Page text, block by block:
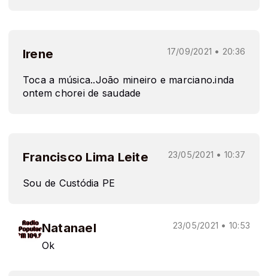
Irene 17/09/2021 • 20:36
Toca a música..João mineiro e marciano.inda
ontem chorei de saudade
Francisco Lima Leite 23/05/2021 • 10:37
Sou de Custódia PE
Natanael 23/05/2021 • 10:53
Ok